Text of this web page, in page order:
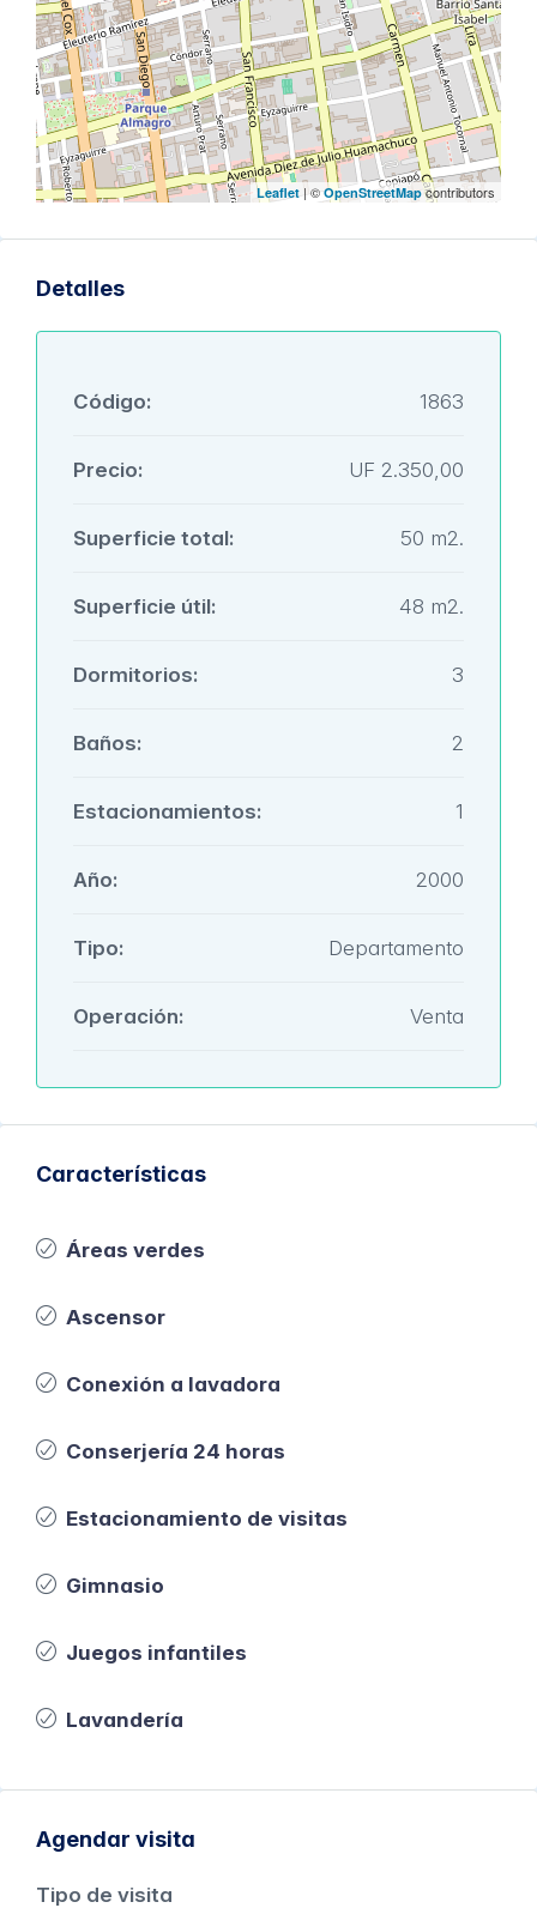
Leaflet | ©OpenStreetMapcontributors
Detalles
Código: 1863
Precio: UF 2.350,00
Superficie total: 50 m2.
Superficie útil: 48 m2.
Dormitorios: 3
Baños: 2
Estacionamientos: 1
Año: 2000
Tipo: Departamento
Operación: Venta
Características
Áreas verdes
Ascensor
Conexión a lavadora
Conserjería 24 horas
Estacionamiento de visitas
Gimnasio
Juegos infantiles
Lavandería
Agendar visita
Tipo de visita